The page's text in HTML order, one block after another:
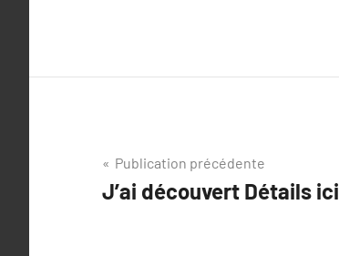
Navigation
de
Publication précédente
J’ai découvert Détails ici